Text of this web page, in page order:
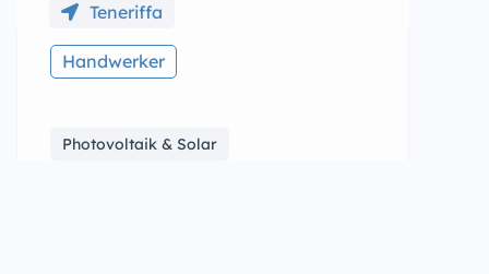
Teneriffa
Handwerker
Photovoltaik & Solar